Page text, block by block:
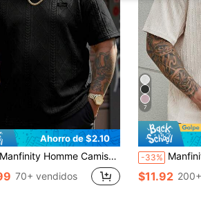
Ahorro de $2.10
Manfinity Homme Camiseta de manga corta con estampado de letras texturizado casual para hombres de talla grande, de verano
70+ vendidos
7
-33% Manfinity Homme Camiseta básica
$11.92